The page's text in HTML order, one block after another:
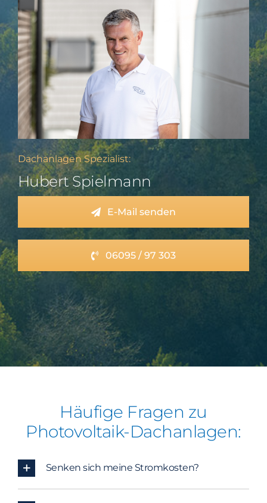
Dachanlagen Spezialist:
Hubert Spielmann
E-Mail senden
06095 / 97 303
Häufige Fragen zu
Photovoltaik-Dachanlagen:
Senken sich meine Stromkosten?